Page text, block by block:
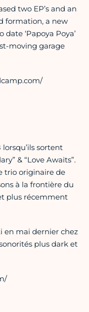
two EP’s and an
formation, a new
‘Papoya Poya’
moving garage
sortent
& “Love Awaits”.
trio originaire de
à la frontière du
plus récemment
en mai dernier chez
plus dark et